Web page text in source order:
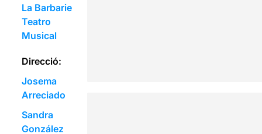
La Barbarie
Teatro
Musical
Direcció:
Josema
Arreciado
Sandra
González